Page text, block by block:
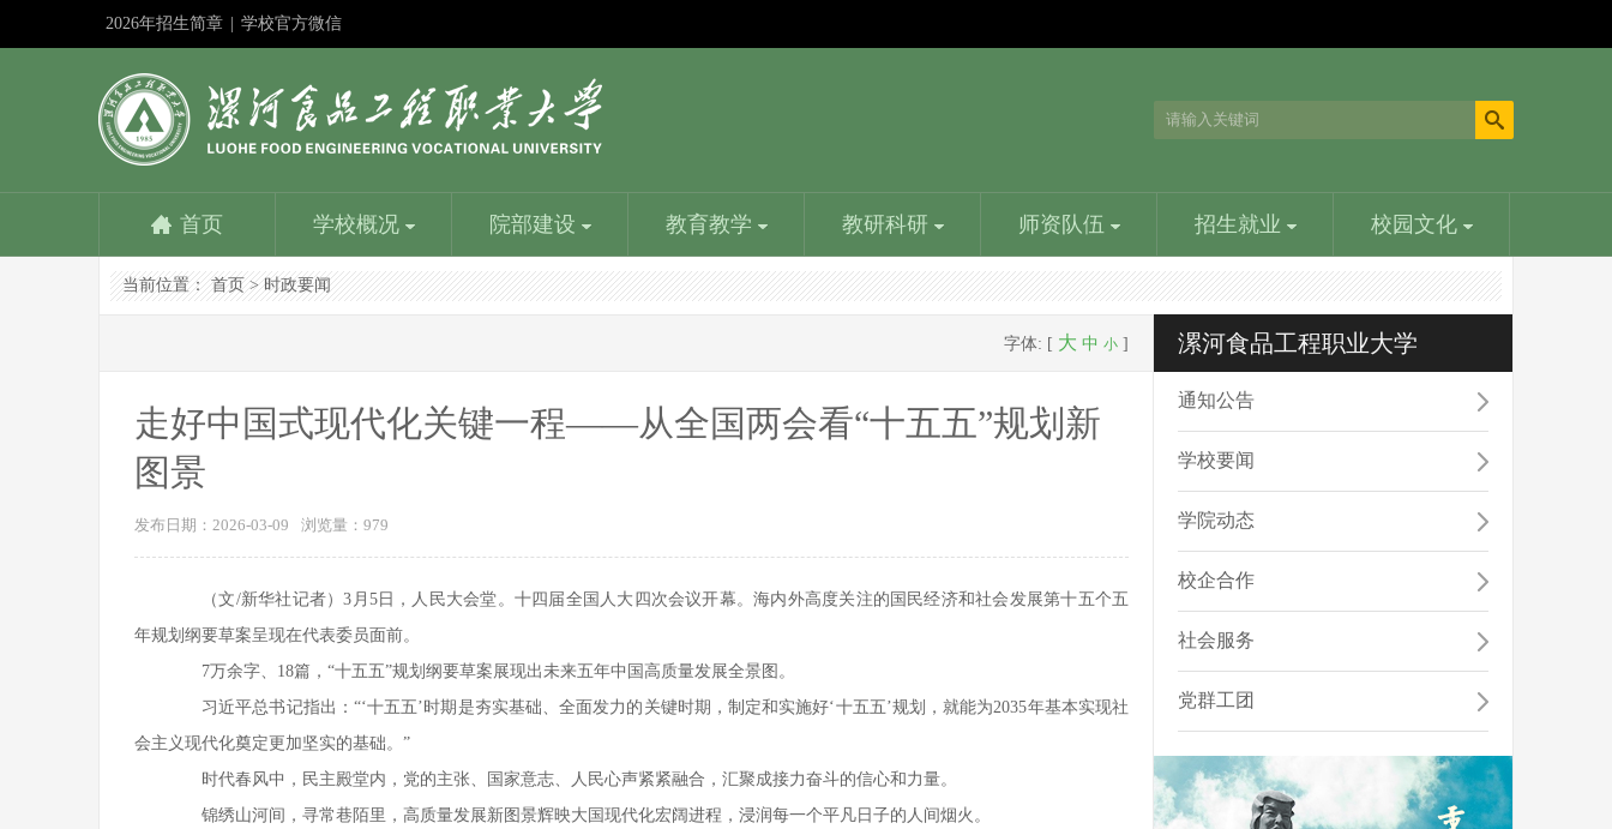
2026年招生简章 学校官方微信
首页 学校概况
领导关怀
中央、省委、省政府、省教育厅、九三学社以及漯河市
学校主要荣誉
学校是全国职业教育先进单位、国家级高技能人才培养
为规范办学行为，建立现代大学制度，维护学校、教职
工、学生和举办者的合法权益，促进学校教育事业...
院部建设
智能制造学院
智能制造学院主要培养从事食品机械设计与制造加工工
营养健康学院
营养健康学院是漯河食品工程职业大学在2016年申报的
学院先后被评为河南省高等学校先进基层党组织、河南
省高等学校优秀基层教学组织...
马克思主义学院
研管理机构，紧紧围绕“立德树人”根本任务...
围绕社会发展和职业岗位能力的要求，确定...
公共艺术教育中心
公共艺术教育中心目前开设有艺术导论、音乐鉴赏、美
术鉴赏、舞蹈鉴赏、书法鉴赏、戏曲鉴赏、戏剧...
教育教学 教研科研
学校科技处在学校的领导下，组织、协调和管理学校科
师资队伍 招生就业 校园文化
文学荟萃
以语言文字为工具，形象化地反映客观现实、表现作家
当前位置：首页>时政要闻
字体: [ 大 中 小 ]
走好中国式现代化关键一程——从全国两会看“十五五”规划新
图景
发布日期：2026-03-09 浏览量： 979
（文/新华社记者）3月5日，人民大会堂。十四届全国人大四次会议开幕。海内外高度关注的国民经济和社会发展第十五个五
年规划纲要草案呈现在代表委员面前。
7万余字、18篇，“十五五”规划纲要草案展现出未来五年中国高质量发展全景图。
习近平总书记指出：“‘十五五’时期是夯实基础、全面发力的关键时期，制定和实施好‘十五五’规划，就能为2035年基本实现社
会主义现代化奠定更加坚实的基础。”
时代春风中，民主殿堂内，党的主张、国家意志、人民心声紧紧融合，汇聚成接力奋斗的信心和力量。
锦绣山河间，寻常巷陌里，高质量发展新图景辉映大国现代化宏阔进程，浸润每一个平凡日子的人间烟火。
漯河食品工程职业大学
通知公告
学校要闻
学院动态
校企合作
社会服务
党群工团